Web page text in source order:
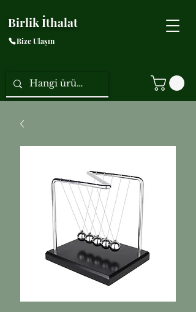
Birlik İthalat
Bize Ulaşın